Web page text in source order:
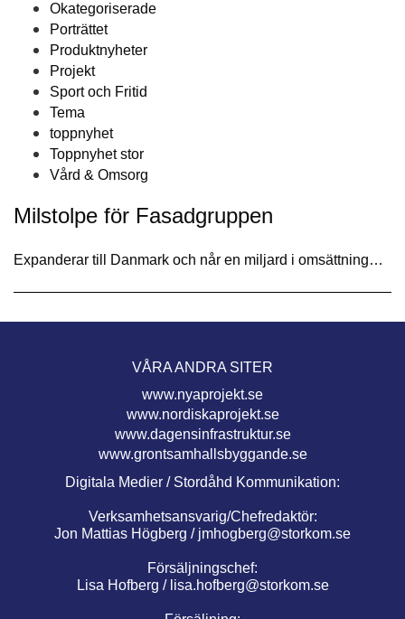
Okategoriserade
Porträttet
Produktnyheter
Projekt
Sport och Fritid
Tema
toppnyhet
Toppnyhet stor
Vård & Omsorg
Milstolpe för Fasadgruppen
Expanderar till Danmark och når en miljard i omsättning…
VÅRA ANDRA SITER
www.nyaprojekt.se
www.nordiskaprojekt.se
www.dagensinfrastruktur.se
www.grontsamhallsbyggande.se
Digitala Medier / Stordåhd Kommunikation:
Verksamhetsansvarig/Chefredaktör:
Jon Mattias Högberg / jmhogberg@storkom.se
Försäljningschef:
Lisa Hofberg / lisa.hofberg@storkom.se